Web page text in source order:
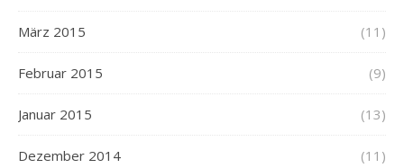
März 2015 (11)
Februar 2015 (9)
Januar 2015 (13)
Dezember 2014 (11)